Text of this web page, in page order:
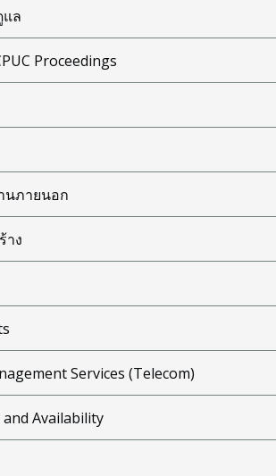
ล
Proceedings
นภายนอก
าง
Services (Telecom)
Availability